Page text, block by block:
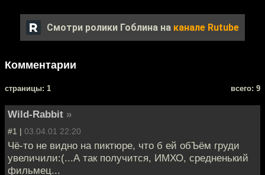
Смотри ролики Гоблина на канале Rutube
Комментарии
cтраницы: 1 всего: 9
Wild-Rabbit »
#1 | 03.04.01 22:20
Чё-то не видно на пиктюре, что б ей обЪём груди
увеличили:(...А так получится, ИМХО, средненький
фильмец...